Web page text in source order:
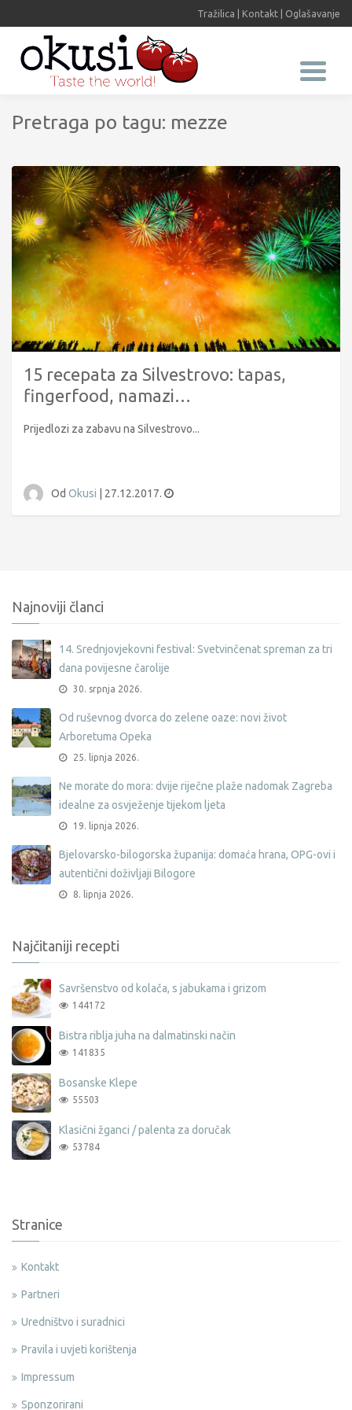
Tražilica Kontakt Oglašavanje
Pretraga po tagu: mezze
15 recepata za Silvestrovo: tapas,
fingerfood, namazi…
Prijedlozi za zabavu na Silvestrovo...
Od Okusi | 27.12.2017.
Najnoviji članci
14. Srednjovjekovni festival: Svetvinčenat spreman za tri
dana povijesne čarolije
30. srpnja 2026.
Od ruševnog dvorca do zelene oaze: novi život
Arboretuma Opeka
25. lipnja 2026.
Ne morate do mora: dvije riječne plaže nadomak Zagreba
idealne za osvježenje tijekom ljeta
19. lipnja 2026.
Bjelovarsko-bilogorska županija: domaća hrana, OPG-ovi i
autentični doživljaji Bilogore
8. lipnja 2026.
Najčitaniji recepti
Savršenstvo od kolača, s jabukama i grizom
144172
Bistra riblja juha na dalmatinski način
141835
Bosanske Klepe
55503
Klasični žganci / palenta za doručak
53784
Stranice
Kontakt
Partneri
Uredništvo i suradnici
Pravila i uvjeti korištenja
Impressum
Sponzorirani